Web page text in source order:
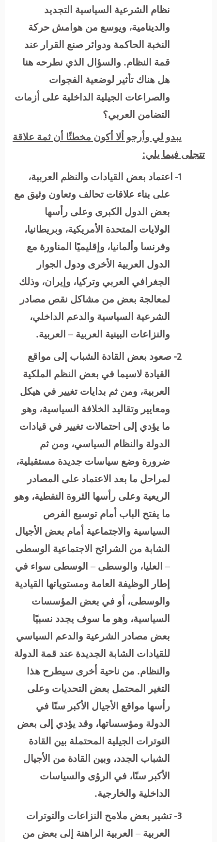
نظام الشرعية السياسية التجديد
والدينامية، ويوسع من هوامش حركة
النخبة الحاكمة ودوائر صنع القرار عند
قمة النظام. والسؤال الذي نطرحه هنا
هل هناك تأثير لوضعية الفجوات
والصراعات الجيلية الداخلية على أزمات
التضامن العربي؟
يبدو لي وأرجو ألا أكون مخطئًا أن ثمة علاقة
تتجلى فيما يلي:
1- اعتماد بعض القيادات والنظم العربية،
على بناء علاقات تحالف وتعاون وثيق مع
بعض الدول الكبرى وعلى رأسها
الولايات المتحدة الأمريكية، وبريطانيا،
وفرنسا وألمانيا، وإقليميًا المناورة مع
الدول العربية الأخرى ودول الجوار
الجغرافي العربي وتركيا، وإيران، وذلك
لمعالجة بعض من مشاكل نقص مصادر
الشرعية السياسية والدعم الداخلي،
والنزاعات البينية العربية – العربية.
2- صعود بعض القادة الشباب إلى مواقع
القيادة لاسيما في بعض النظم الملكية
العربية، ومن ثم بدايات تغيير في هيكل
ومعايير وتقاليد الخلافة السياسية، وهو
ما يؤدي إلى احتمالات تغيير في قيادات
الدولة والنظام السياسي، ومن ثم
ضرورة وضع سياسات جديدة مستقبلية،
لمراحل ما بعد الاعتماد على المصادر
الريعية وعلى رأسها الثروة النفطية، وهو
ما يفتح الباب أمام توسيع الفرص
السياسية والاجتماعية أمام بعض الأجيال
الشابة من الشرائح الاجتماعية الوسطى
– العليا، والوسطى – الوسطى سواء في
إطار الوظيفة العامة ومستوياتها القيادية
والوسطى، أو في بعض المؤسسات
السياسية، وهو ما سوف يجدد نسبيًا
بعض مصادر الشرعية والدعم السياسي
للقيادات الشابة الجديدة عند قمة الدولة
والنظام. من ناحية أخرى سيطرح هذا
التغير المحتمل بعض التحديات وعلى
رأسها مواقع الأجيال الأكبر سنًا في
الدولة ومؤسساتها، وقد يؤدي إلى بعض
التوترات الجيلية المحتملة بين القادة
الشباب الجدد، وبين القادة من الأجيال
الأكبر سنًا، في الرؤى والسياسات
الداخلية والخارجية.
3- تشير بعض ملامح النزاعات والتوترات
العربية – العربية الراهنة إلى بعض من